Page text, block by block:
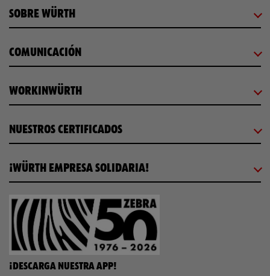
SOBRE WÜRTH
COMUNICACIÓN
WORKINWÜRTH
NUESTROS CERTIFICADOS
¡WÜRTH EMPRESA SOLIDARIA!
¡DESCARGA NUESTRA APP!